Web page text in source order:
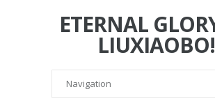
ETERNAL
LIUXIAOBO!